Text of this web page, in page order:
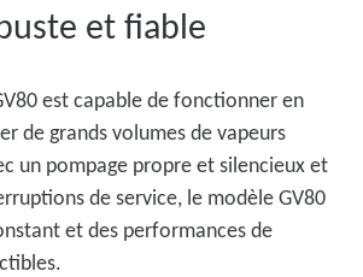
et fiable
est capable de fonctionner en
de grands volumes de vapeurs
un pompage propre et silencieux et
de service, le modèle GV80
et des performances de